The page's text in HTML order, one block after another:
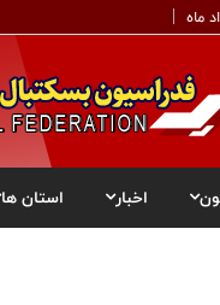
ماه
اخبار استان ها